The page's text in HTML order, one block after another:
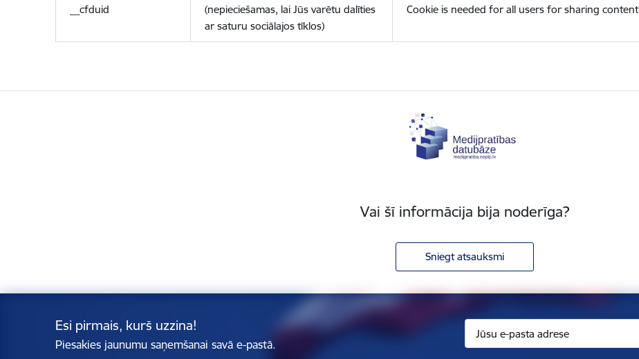
__cfduid
(nepieciešamas, lai Jūs varētu dalīties
ar saturu sociālajos tīklos)
Cookie is needed for all users for sharing content
Vai šī informācija bija noderīga?
Sniegt atsauksmi
Esi pirmais, kurš uzzina!
Piesakies jaunumu saņemšanai savā e-pastā.